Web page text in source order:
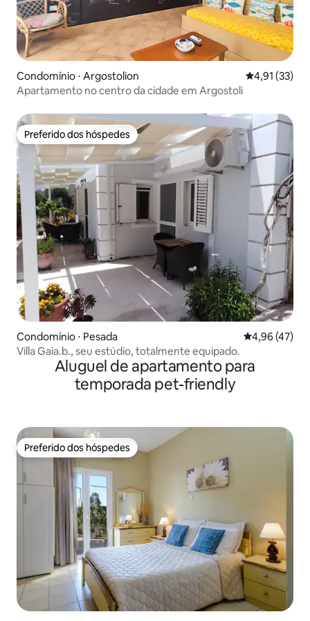
Condomínio ⋅ Argostolion 4,91 de uma
4,91 (33)
Apartamento no centro da cidade em Argostoli
Preferido dos hóspedes
Preferido dos hóspedes
Condomínio ⋅ Pesada 4,96 de uma
4,96 (47)
Villa Gaia.b., seu estúdio, totalmente equipado.
Aluguel de apartamento para
temporada pet-friendly
Preferido dos hóspedes
Preferido dos hóspedes